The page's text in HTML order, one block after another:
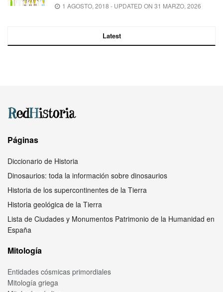
1 AGOSTO, 2018 - UPDATED ON 31 MARZO, 2026
Latest
Páginas
Diccionario de Historia
Dinosaurios: toda la información sobre dinosaurios
Historia de los supercontinentes de la Tierra
Historia geológica de la Tierra
Lista de Ciudades y Monumentos Patrimonio de la Humanidad en
España
Mitología
Entidades cósmicas primordiales
Mitología griega